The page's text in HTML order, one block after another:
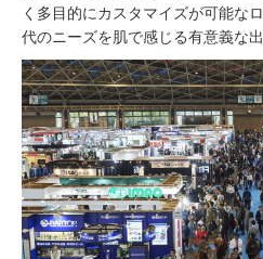
く多目的にカスタマイズが可能な
代のニーズを肌で感じる有意義な